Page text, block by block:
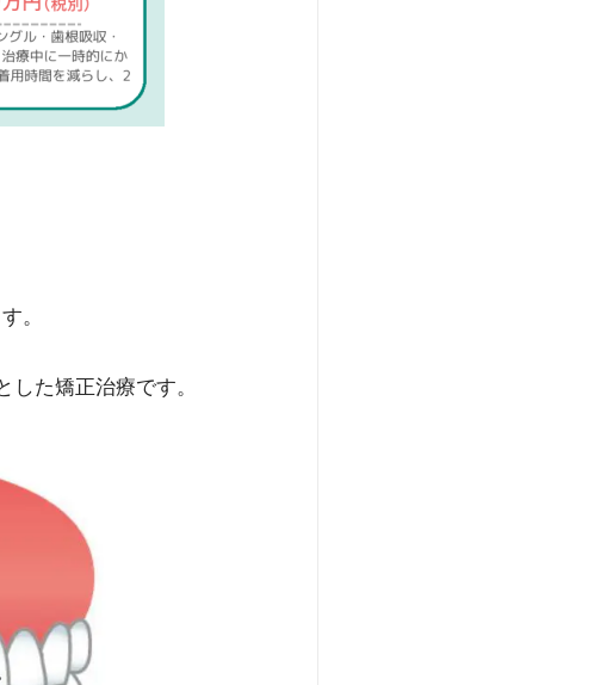
。
した矯正治療です。